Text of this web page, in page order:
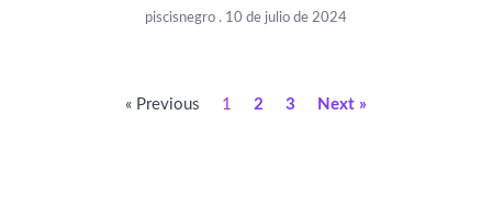
piscisnegro 10 de julio de 2024
« Previous 1 2 3 Next »